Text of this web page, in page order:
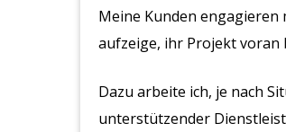
Meine Kunden
aufzeige, ihr Projekt voran
Dazu arbeite ich, je nach
unterstützender